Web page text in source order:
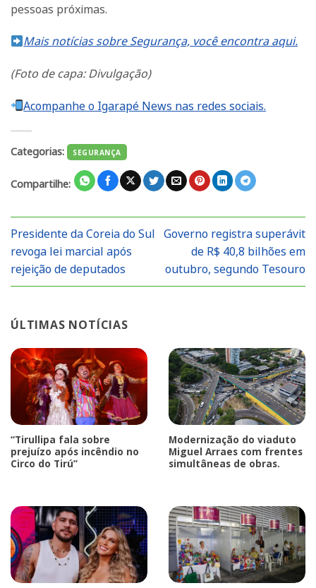
pessoas próximas.
Mais notícias sobre Segurança, você encontra aqui.
(Foto de capa: Divulgação)
Acompanhe o Igarapé News nas redes sociais.
Categorias: SEGURANÇA
Compartilhe:
Presidente da Coreia do Sul
revoga lei marcial após
rejeição de deputados
Governo registra superávit
de R$ 40,8 bilhões em
outubro, segundo Tesouro
ÚLTIMAS NOTÍCIAS
“Tirullipa fala sobre
prejuízo após incêndio no
Circo do Tirú”
Modernização do viaduto
Miguel Arraes com frentes
simultâneas de obras.